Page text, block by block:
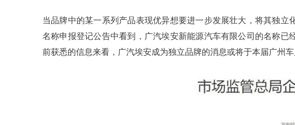
当品牌中的某一系列产品表现优异想要进一步发展壮大，将其独
名称申报登记公告中看到，广汽埃安新能源汽车有限公司的名称
前获悉的信息来看，广汽埃安成为独立品牌的消息或将于本届广州车